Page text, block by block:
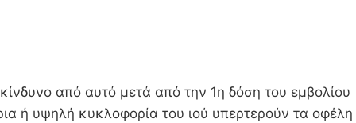
από αυτό μετά από την 1η δόση του εμβολίου
ή υψηλή κυκλοφορία του ιού υπερτερούν τα οφέλη